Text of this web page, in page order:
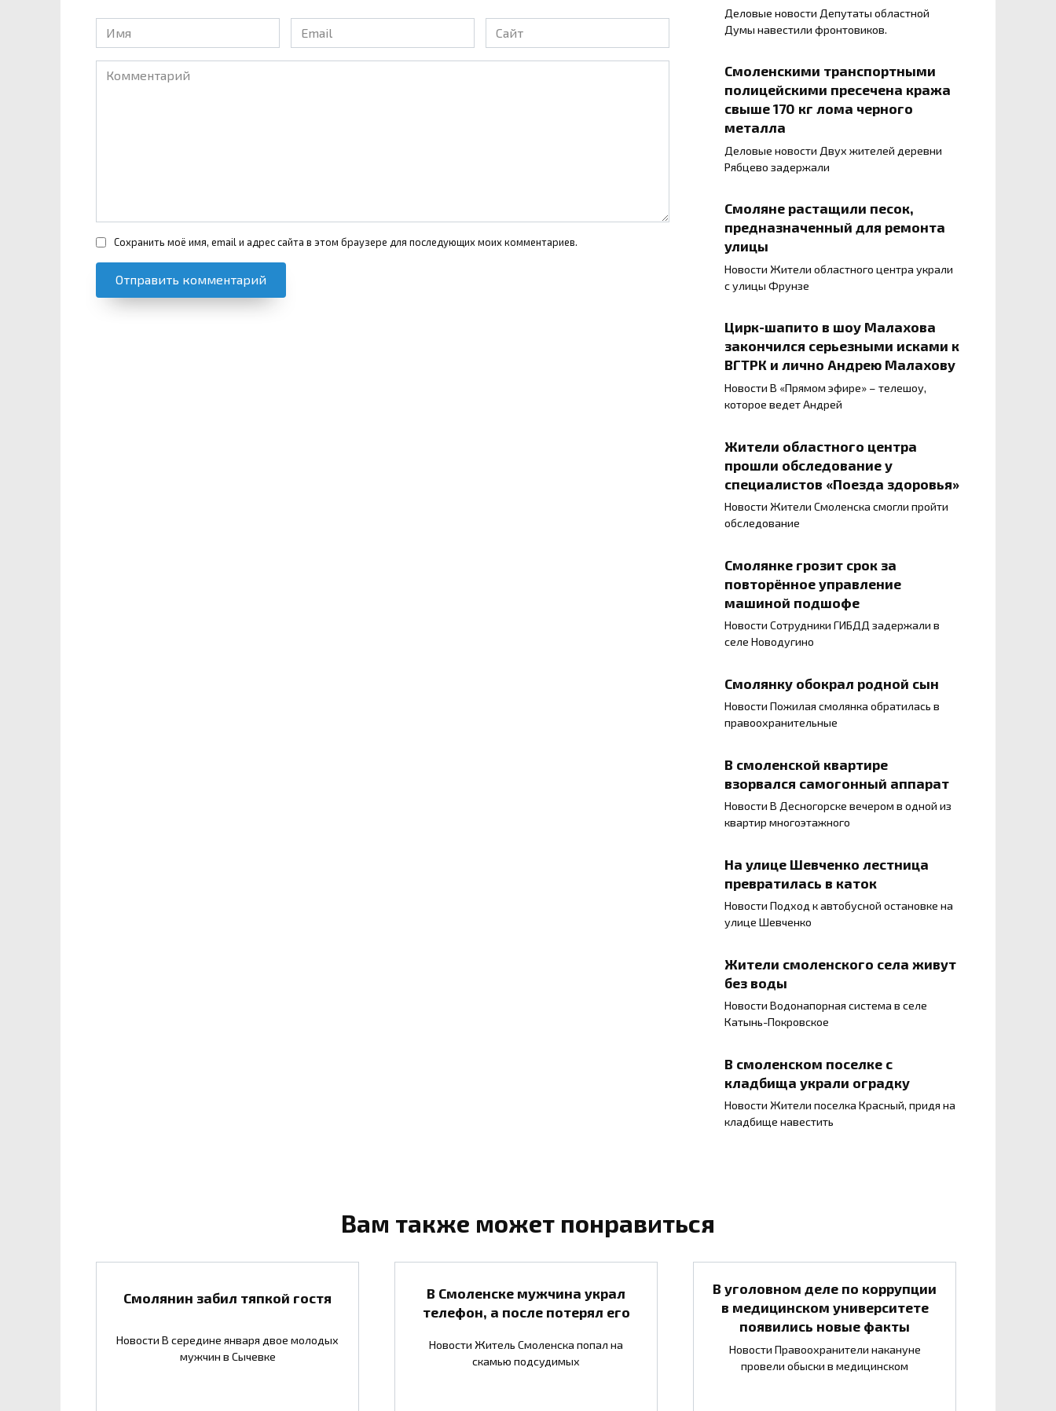
Имя
*
Email
*
Сайт
Комментарий
Сохранить моё имя, email и адрес сайта в этом браузере для последующих моих комментариев.
Деловые новости Депутаты областной
Думы навестили фронтовиков.
Смоленскими транспортными
полицейскими пресечена кража
свыше 170 кг лома черного
металла
Деловые новости Двух жителей деревни
Рябцево задержали
Смоляне растащили песок,
предназначенный для ремонта
улицы
Новости Жители областного центра украли
с улицы Фрунзе
Цирк-шапито в шоу Малахова
закончился серьезными исками к
ВГТРК и лично Андрею Малахову
Новости В «Прямом эфире» – телешоу,
которое ведет Андрей
Жители областного центра
прошли обследование у
специалистов «Поезда здоровья»
Новости Жители Смоленска смогли пройти
обследование
Смолянке грозит срок за
повторённое управление
машиной подшофе
Новости Сотрудники ГИБДД задержали в
селе Новодугино
Смолянку обокрал родной сын
Новости Пожилая смолянка обратилась в
правоохранительные
В смоленской квартире
взорвался самогонный аппарат
Новости В Десногорске вечером в одной из
квартир многоэтажного
На улице Шевченко лестница
превратилась в каток
Новости Подход к автобусной остановке на
улице Шевченко
Жители смоленского села живут
без воды
Новости Водонапорная система в селе
Катынь-Покровское
В смоленском поселке с
кладбища украли оградку
Новости Жители поселка Красный, придя на
кладбище навестить
Вам также может понравиться
Смолянин забил тяпкой гостя
Новости В середине января двое молодых
мужчин в Сычевке
В Смоленске мужчина украл
телефон, а после потерял его
Новости Житель Смоленска попал на
скамью подсудимых
В уголовном деле по коррупции
в медицинском университете
появились новые факты
Новости Правоохранители накануне
провели обыски в медицинском